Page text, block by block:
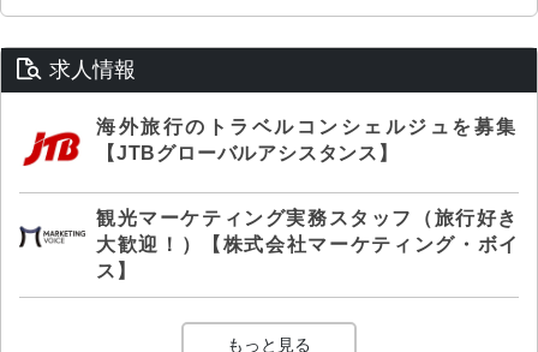
求人情報
海外旅行のトラベルコンシェルジュを募集
【JTBグローバルアシスタンス】
観光マーケティング実務スタッフ（旅行好き
大歓迎！）【株式会社マーケティング・ボイ
ス】
もっと見る